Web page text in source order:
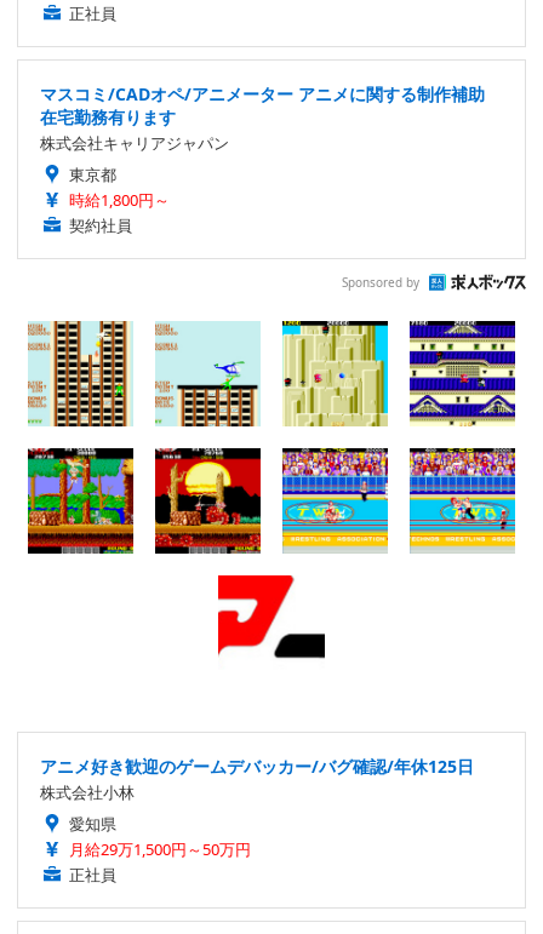
正社員
マスコミ/CADオペ/アニメーター アニメに関する制作補助
在宅勤務有ります
株式会社キャリアジャパン
東京都
時給1,800円～
契約社員
Sponsored by
アニメ好き歓迎のゲームデバッカー/バグ確認/年休125日
株式会社小林
愛知県
月給29万1,500円～50万円
正社員